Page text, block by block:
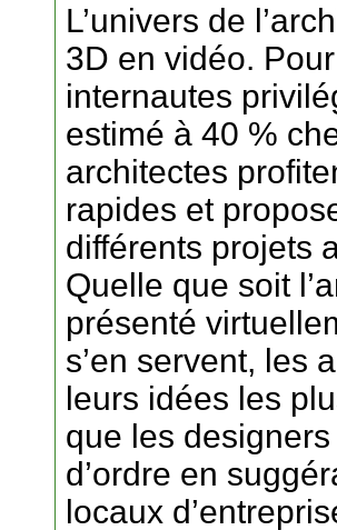
L’univers de
3D en vidéo.
internautes
estimé à 40 %
architectes
rapides et
différents projets
Quelle que soit
présenté
s’en servent, les
leurs idées les
que les
d’ordre en
locaux